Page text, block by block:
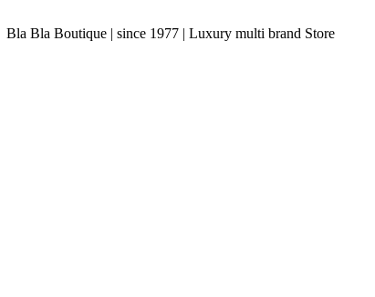
Bla Bla Boutique | since 1977 | Luxury multi brand Store